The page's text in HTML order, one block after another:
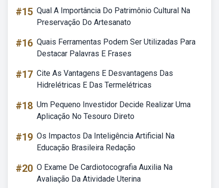
#15 Qual A Importância Do Patrimônio Cultural Na
Preservação Do Artesanato
#16 Quais Ferramentas Podem Ser Utilizadas Para
Destacar Palavras E Frases
#17 Cite As Vantagens E Desvantagens Das
Hidrelétricas E Das Termelétricas
#18 Um Pequeno Investidor Decide Realizar Uma
Aplicação No Tesouro Direto
#19 Os Impactos Da Inteligência Artificial Na
Educação Brasileira Redação
#20 O Exame De Cardiotocografia Auxilia Na
Avaliação Da Atividade Uterina